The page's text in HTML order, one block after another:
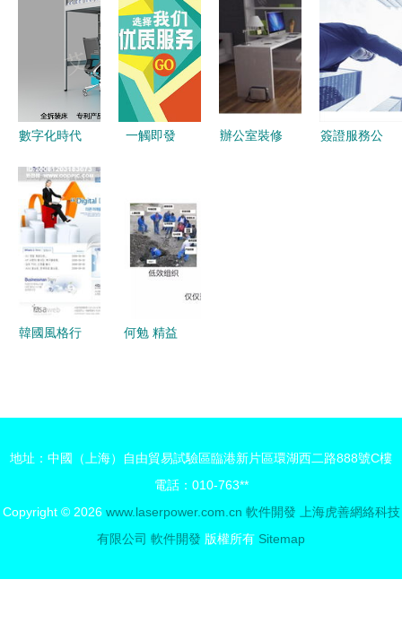
CRM系統
整合開發的
關鍵路徑
設計與結構
制圖服務全
與功能性完
美融合
數字化時代
方案 艾尚
家具攜手商
國互聯網賦
能學生公寓
升級
一觸即發
備企業設計
準則全貌整
合計劃 基
牌設計中心
辦公室裝修
簽證服務公
韓國風格行
何勉 精益
精編
地址：中國（上海）自由貿易試驗區臨港新片區環湖西二路888號C樓
電話：010-763**
Copyright © 2026 www.laserpower.com.cn 軟件開發
上海虎善網絡科技
有限公司 軟件開發 版權所有 Sitemap